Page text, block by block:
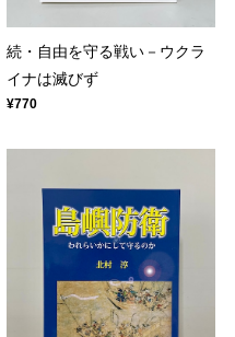
続・自由を守る戦い－ウクラ
イナは滅びず
¥770